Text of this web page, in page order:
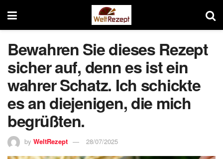
Bewahren Sie dieses Rezept
sicher auf, denn es ist ein
wahrer Schatz. Ich schickte
es an diejenigen, die mich
begrüßten.
by WeltRezept 28/07/2025